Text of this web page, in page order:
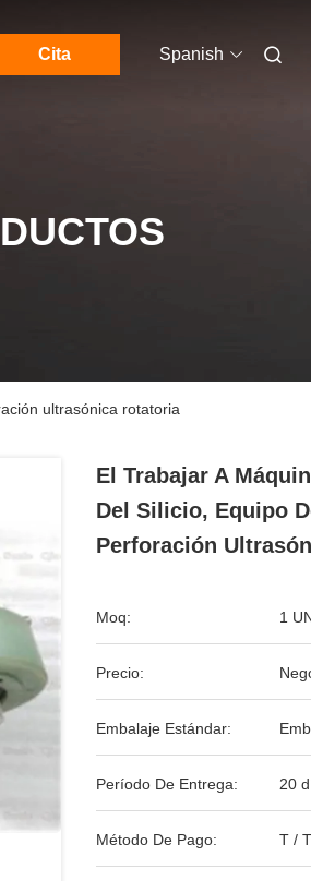
Cita Spanish
ultrasónica rotatoria
El Trabajar A
Del Silicio, Equipo
Perforación
Moq: 1
Precio:
Embalaje Estándar:
Período De Entrega: 20
Método De Pago: T /